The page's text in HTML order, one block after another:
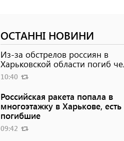
ОСТАННІ НОВИНИ
Из-за обстрелов россиян в
Харьковской области погиб
10:40
Российская ракета попала в
многоэтажку в Харькове, есть
погибшие
09:42